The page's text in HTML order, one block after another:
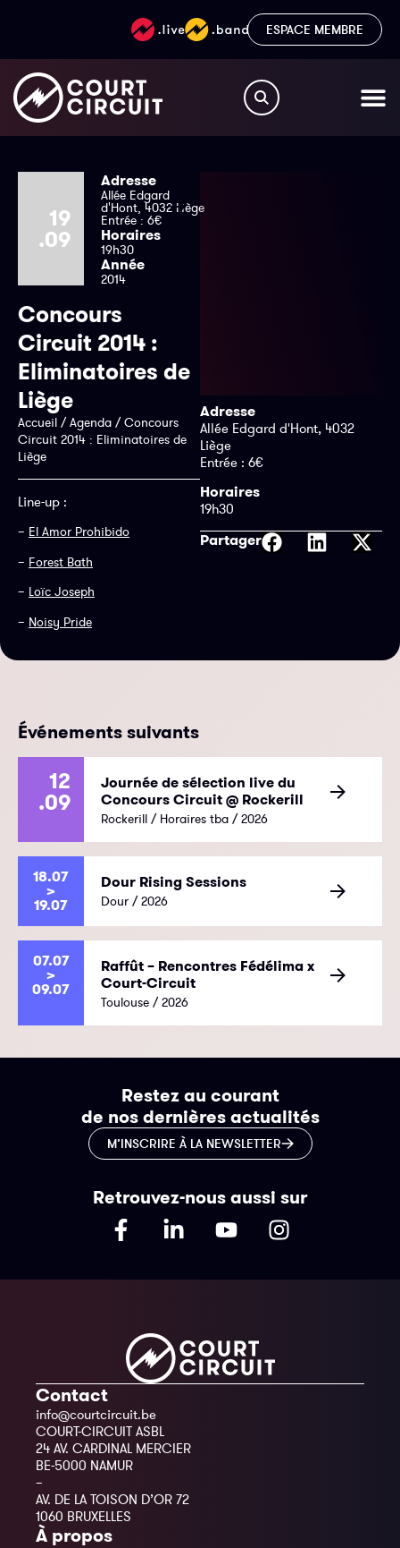
ESPACE MEMBRE
19
.09
Adresse
Allée Edgard
d'Hont, 4032 Liège
Entrée : 6€
Horaires
19h30
Année
2014
Concours
Circuit 2014 :
Eliminatoires de
Liège
Accueil /Agenda /Concours
Circuit 2014 : Eliminatoires de
Liège
Line-up :
– El Amor Prohibido
– Forest Bath
– Loïc Joseph
– Noisy Pride
Adresse
Allée Edgard d'Hont, 4032
Liège
Entrée : 6€
Horaires
19h30
Partager
Événements suivants
12
.09
Journée de sélection live du
Concours Circuit @ Rockerill
Rockerill / Horaires tba / 2026
18.07
>
19.07
Dour Rising Sessions
Dour / 2026
07.07
>
09.07
Raffût – Rencontres Fédélima x
Court-Circuit
Toulouse / 2026
Restez au courant
de nos dernières actualités
M’INSCRIRE À LA NEWSLETTER
Retrouvez-nous aussi sur
Contact
info@courtcircuit.be
COURT-CIRCUIT ASBL
24 AV. CARDINAL MERCIER
BE-5000 NAMUR
–
AV. DE LA TOISON D’OR 72
1060 BRUXELLES
À propos